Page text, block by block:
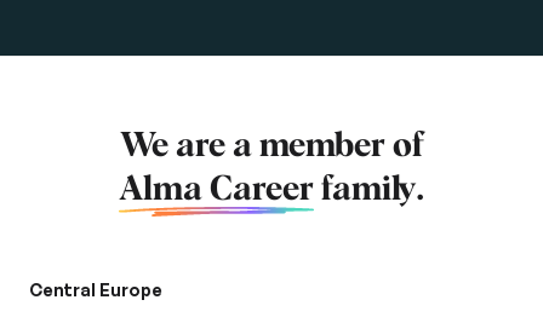
We are a member of
Alma Career family.
Central Europe